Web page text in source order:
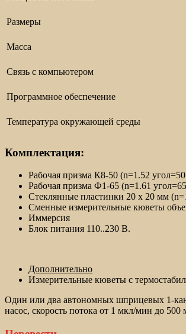
Размеры
Масса
Связь с компьютером
Программное обеспечение
Температура окружающей среды
Комплектация:
Рабочая призма К8-50 (n=1.52
Рабочая призма Ф1-65 (n=1.61
Стеклянные пластинки 20 x 20 мм
Сменные измерительные кюветы
Иммерсия
Блок питания 110..230 В.
Дополнительно
Измерительные кюветы с
Один или два автономных шприцевых 1-
насос, скорость потока от 1 мкл/мин до 500